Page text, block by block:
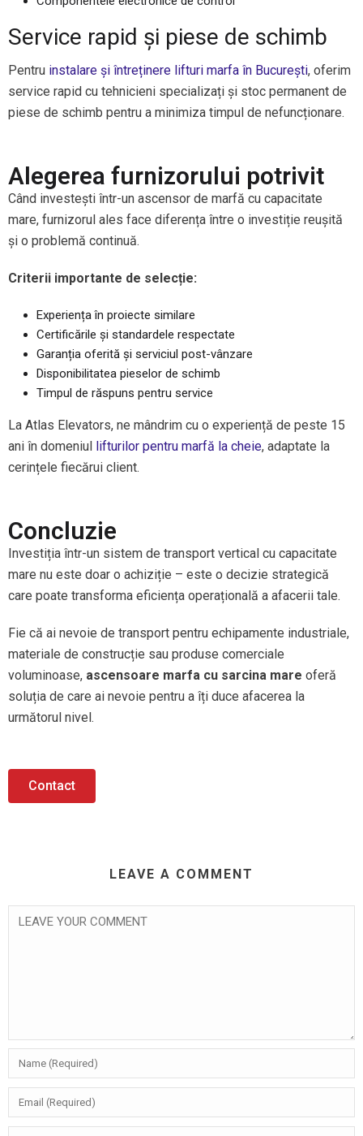
Service rapid și piese de schimb
Pentru instalare și întreținere lifturi marfa în București, oferim
service rapid cu tehnicieni specializați și stoc permanent de
piese de schimb pentru a minimiza timpul de nefuncționare.
Alegerea furnizorului potrivit
Când investești într-un ascensor de marfă cu capacitate
mare, furnizorul ales face diferența între o investiție reușită
și o problemă continuă.
Criterii importante de selecție:
Experiența în proiecte similare
Certificările și standardele respectate
Garanția oferită și serviciul post-vânzare
Disponibilitatea pieselor de schimb
Timpul de răspuns pentru service
La Atlas Elevators, ne mândrim cu o experiență de peste 15
ani în domeniul lifturilor pentru marfă la cheie, adaptate la
cerințele fiecărui client.
Concluzie
Investiția într-un sistem de transport vertical cu capacitate
mare nu este doar o achiziție – este o decizie strategică
care poate transforma eficiența operațională a afacerii tale.
Fie că ai nevoie de transport pentru echipamente industriale,
materiale de construcție sau produse comerciale
voluminoase, ascensoare marfa cu sarcina mare oferă
soluția de care ai nevoie pentru a îți duce afacerea la
următorul nivel.
Contact
LEAVE A COMMENT